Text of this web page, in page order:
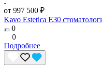
от 997 500 ₽
Kavo Estetica E30
0
0
Подробнее